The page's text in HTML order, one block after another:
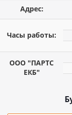
Адрес:
Часы работы:
ООО "ПАРТС
ЕКБ"